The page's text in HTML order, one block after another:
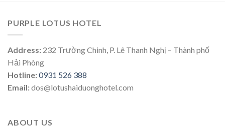
PURPLE LOTUS HOTEL
Address: 232 Trường Chinh, P. Lê Thanh Nghị – Thành phố
Hải Phòng
Hotline:0931 526 388
Email:dos@lotushaiduonghotel.com
ABOUT US